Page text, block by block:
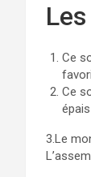
Ce
Ce
3.Le